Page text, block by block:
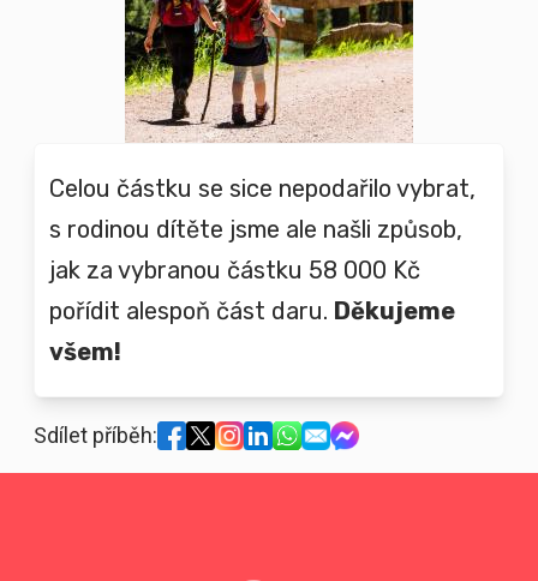
Celou částku se sice nepodařilo vybrat,
s rodinou dítěte jsme ale našli způsob,
jak za vybranou částku 58 000 Kč
pořídit alespoň část daru. Děkujeme
všem!
Sdílet příběh: